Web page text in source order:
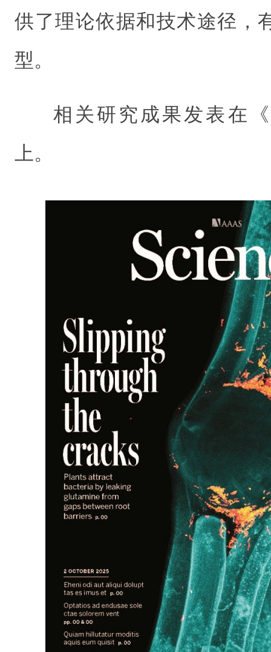
供了理论依据和技术途径，
型。
相关研究成果发表在
上。